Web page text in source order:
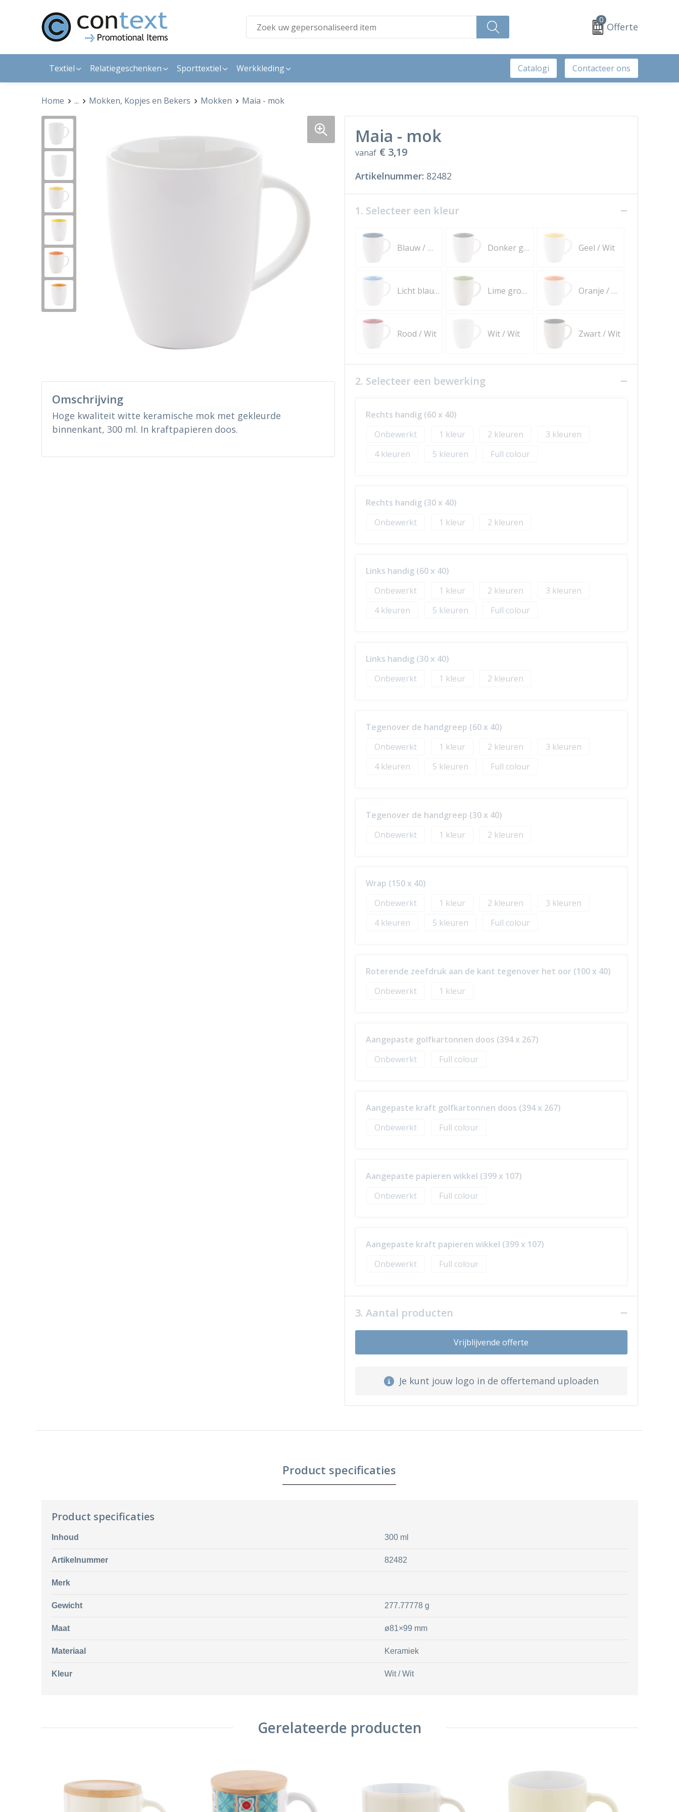
0
Offerte
Textiel Relatiegeschenken Sporttextiel Werkkleding Catalogi Contacteer ons
Home ... Mokken, Kopjes en Bekers Mokken Maia - mok
Omschrijving
Hoge kwaliteit witte keramische mok met gekleurde
binnenkant, 300 ml. In kraftpapieren doos.
Maia - mok
vanaf € 3,19
Artikelnummer: 82482
1. Selecteer een kleur
Blauw / Wit Donker grijs / Wit Geel / Wit
Licht blauw / Wit Lime groen / Wit Oranje / Wit
Rood / Wit Wit / Wit Zwart / Wit
2. Selecteer een bewerking
Rechts handig (60 x 40)
Onbewerkt
1 2
3
4
5 Full colour
Rechts handig (30 x 40)
Onbewerkt
1 2
Links handig (60 x 40)
Onbewerkt
1 2
3
4
5 Full colour
Links handig (30 x 40)
Onbewerkt
1 2
Tegenover de handgreep (60 x 40)
Onbewerkt
1 2
3
4
5 Full colour
Tegenover de handgreep (30 x 40)
Onbewerkt
1 2
Wrap (150 x 40)
Onbewerkt
1 2
3
4
5 Full colour
Roterende zeefdruk aan de kant tegenover het oor (100 x 40)
Onbewerkt
1
Aangepaste golfkartonnen doos (394 x 267)
Onbewerkt
Full colour
Aangepaste kraft golfkartonnen doos (394 x 267)
Onbewerkt
Full colour
Aangepaste papieren wikkel (399 x 107)
Onbewerkt
Full colour
Aangepaste kraft papieren wikkel (399 x 107)
Onbewerkt
Full colour
3. Aantal producten
Vrijblijvende offerte
Je kunt jouw logo in de offertemand uploaden
Product specificaties
Product specificaties
Inhoud 300 ml
Artikelnummer 82482
Merk
Gewicht 277.77778 g
Maat ø81×99 mm
Materiaal Keramiek
Kleur Wit / Wit
Gerelateerde producten